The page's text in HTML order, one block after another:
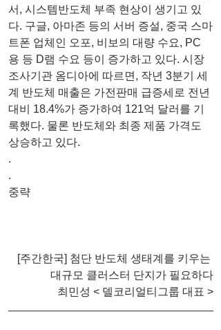
서, 시스템반도체 부족 현상이 생기고 있
다. 구글, 아마존 등의 서버 증설, 중국 스마
트폰 업체인 오포, 비보의 대량 수요, PC
용 등 D램 수요 등이 증가하고 있다. 시장
조사기관 옴디아에 따르면, 작년 3분기 세
계 반도체 매출은 가전판매 급증세로 전년
대비 18.4%가 증가하여 121억 달러를 기
록했다. 물론 반도체와 최종 제품 가격도
상승하고 있다.
.
.
중략
[주간한국] 첨단 반도체 생태계를 키우는
대규모 클러스터 단지가 필요하다
최민성 < 델코리얼티그룹 대표 >